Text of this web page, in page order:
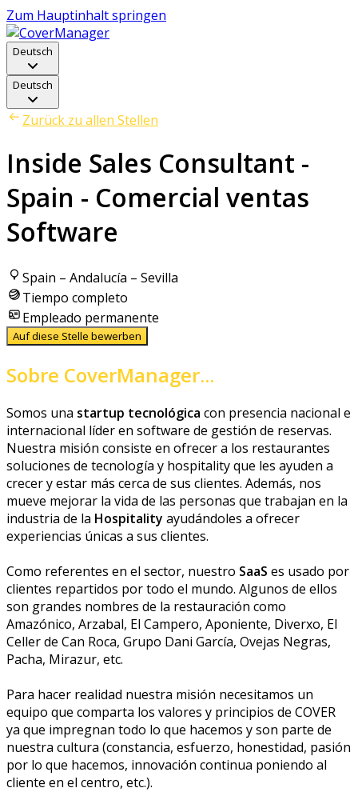
Zum Hauptinhalt springen
Deutsch
Deutsch
Zurück zu allen Stellen
Inside Sales Consultant -
Spain - Comercial ventas
Software
Spain – Andalucía – Sevilla
Tiempo completo
Empleado permanente
Auf diese Stelle bewerben
Sobre CoverManager...
Somos una startup tecnológica con presencia nacional e
internacional líder en software de gestión de reservas.
Nuestra misión consiste en ofrecer a los restaurantes
soluciones de tecnología y hospitality que les ayuden a
crecer y estar más cerca de sus clientes. Además, nos
mueve mejorar la vida de las personas que trabajan en la
industria de la Hospitality ayudándoles a ofrecer
experiencias únicas a sus clientes.
Como referentes en el sector, nuestro SaaS es usado por
clientes repartidos por todo el mundo. Algunos de ellos
son grandes nombres de la restauración como
Amazónico, Arzabal, El Campero, Aponiente, Diverxo, El
Celler de Can Roca, Grupo Dani García, Ovejas Negras,
Pacha, Mirazur, etc.
Para hacer realidad nuestra misión necesitamos un
equipo que comparta los valores y principios de COVER
ya que impregnan todo lo que hacemos y son parte de
nuestra cultura (constancia, esfuerzo, honestidad, pasión
por lo que hacemos, innovación continua poniendo al
cliente en el centro, etc.).